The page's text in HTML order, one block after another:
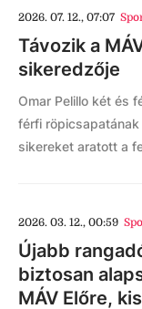
2026. 07. 12., 07:07
Távozik a
sikeredzője
Omar Pelillo két és
férfi
sikereket aratott a
2026. 03. 12., 00:59
Újabb
biztosan
MÁV Előre,